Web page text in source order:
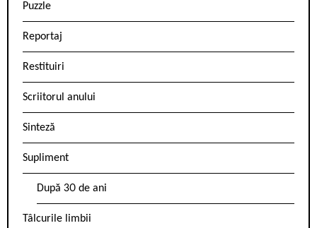
Puzzle
Reportaj
Restituiri
Scriitorul anului
Sinteză
Supliment
După 30 de ani
Tâlcurile limbii